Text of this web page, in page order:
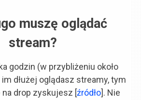
muszę oglądać
stream?
godzin (w przybliżeniu około
dłużej oglądasz streamy, tym
drop zyskujesz [źródło]. Nie